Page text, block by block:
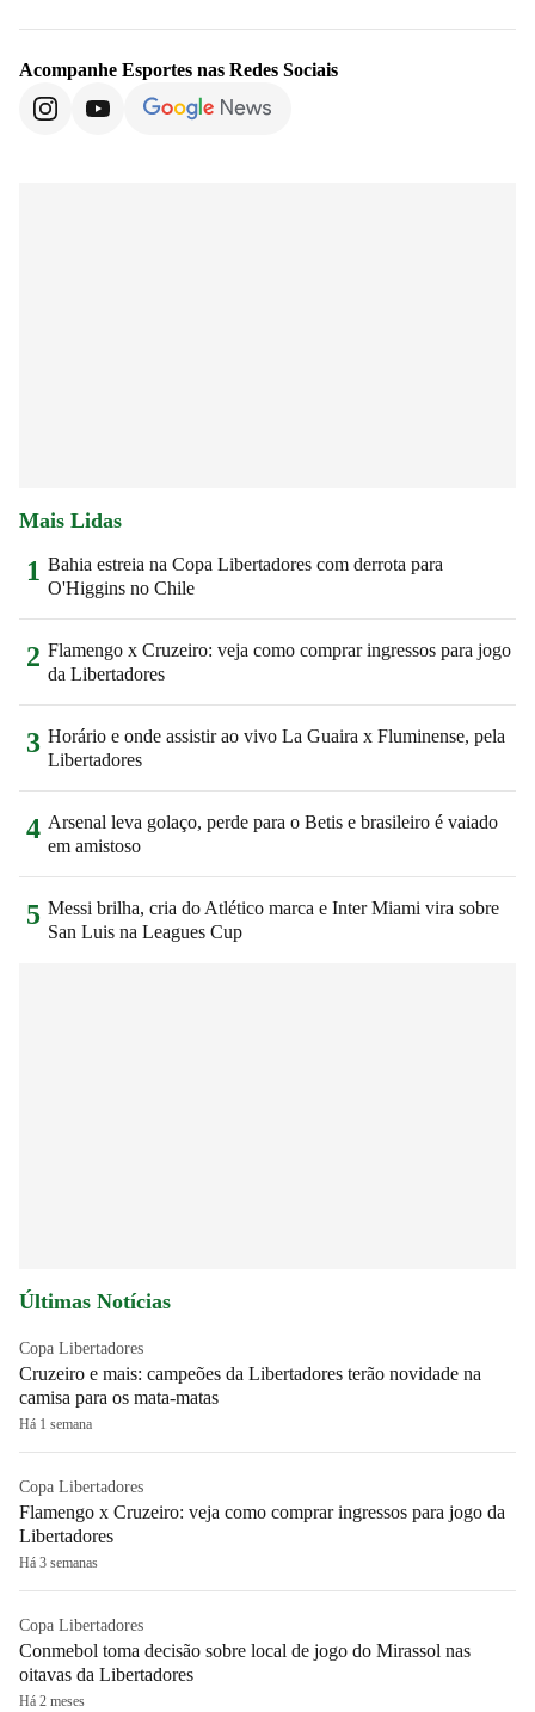
Acompanhe Esportes nas Redes Sociais
Mais Lidas
1 Bahia estreia na Copa Libertadores com derrota para
O'Higgins no Chile
2 Flamengo x Cruzeiro: veja como comprar ingressos para jogo
da Libertadores
3 Horário e onde assistir ao vivo La Guaira x Fluminense, pela
Libertadores
4 Arsenal leva golaço, perde para o Betis e brasileiro é vaiado
em amistoso
5 Messi brilha, cria do Atlético marca e Inter Miami vira sobre
San Luis na Leagues Cup
Últimas Notícias
Copa Libertadores
Cruzeiro e mais: campeões da Libertadores terão novidade na
camisa para os mata-matas
Há 1 semana
Copa Libertadores
Flamengo x Cruzeiro: veja como comprar ingressos para jogo da
Libertadores
Há 3 semanas
Copa Libertadores
Conmebol toma decisão sobre local de jogo do Mirassol nas
oitavas da Libertadores
Há 2 meses